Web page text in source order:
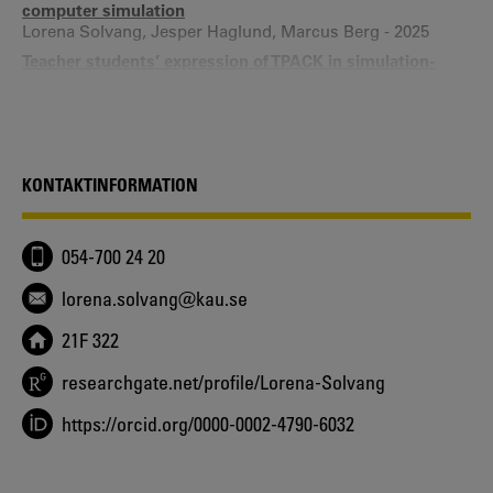
computer simulation
Lorena Solvang, Jesper Haglund, Marcus Berg - 2025
Digital Tools
Lana Ivanjek, David Perl-Nussbaum, Lorena Solvang, Edit
Yerushalmi, Gesche Pospiech - 2024
Fysiklärarstudenters kunskaper och strategier för
undervisning med hjälp av digitala verktyg
Lorena Solvang, Jesper Haglund - 2024
Visualisering av fysikaliska fenomen stärker elevers och
studenters representationskompetens
Lorena Solvang, Jesper Haglund - 2023
Visualization and Mathematization - How Digital Tools
Provide Access to Formal Physics Ideas
Elias Euler, Lorena Solvang, Gregorcic Bor, Jesper
KONTAKTINFORMATION
054-700 24 20
lorena.solvang@kau.se
21F 322
researchgate.net/profile/Lorena-Solvang
https://orcid.org/0000-0002-4790-6032